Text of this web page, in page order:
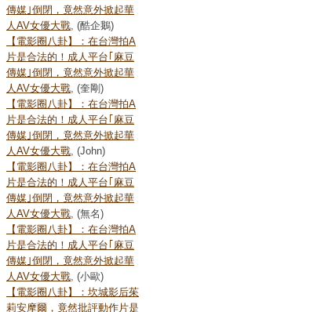
傳媒｣倒閉，竟然意外掀起華
人AV女優大戰 , (酷企鵝)
【電影圈八卦】：在台灣拍A
片是合法的！成人平台｢麻豆
傳媒｣倒閉，竟然意外掀起華
人AV女優大戰 , (奎剛)
【電影圈八卦】：在台灣拍A
片是合法的！成人平台｢麻豆
傳媒｣倒閉，竟然意外掀起華
人AV女優大戰 , (John)
【電影圈八卦】：在台灣拍A
片是合法的！成人平台｢麻豆
傳媒｣倒閉，竟然意外掀起華
人AV女優大戰 , (無名)
【電影圈八卦】：在台灣拍A
片是合法的！成人平台｢麻豆
傳媒｣倒閉，竟然意外掀起華
人AV女優大戰 , (小歐)
【電影圈八卦】：坎城影后茱
莉安摩爾，竟然批評動作片是